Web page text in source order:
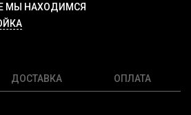
МЫ НАХОДИМСЯ
ДОСТАВКА ОПЛАТА